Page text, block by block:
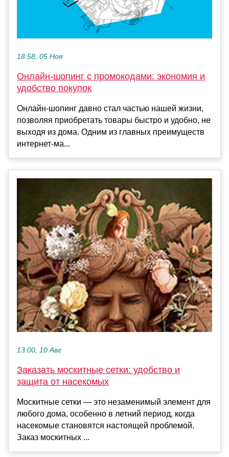
18:58, 05 Ноя
Онлайн-шопинг с промокодами: экономия и
удобство покупок
Онлайн-шопинг давно стал частью нашей жизни,
позволяя приобретать товары быстро и удобно, не
выходя из дома. Одним из главных преимуществ
интернет-ма...
13:00, 10 Авг
Заказать москитные сетки: удобство и
защита от насекомых
Москитные сетки — это незаменимый элемент для
любого дома, особенно в летний период, когда
насекомые становятся настоящей проблемой.
Заказ москитных ...